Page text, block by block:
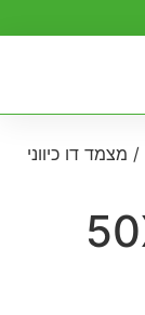
/ מצמד דו כיווני